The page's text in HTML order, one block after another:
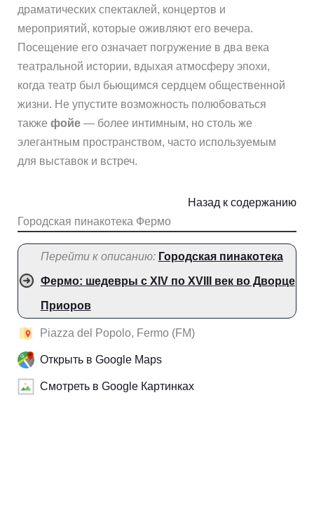
драматических спектаклей, концертов и
мероприятий, которые оживляют его вечера.
Посещение его означает погружение в два века
театральной истории, вдыхая атмосферу эпохи,
когда театр был бьющимся сердцем общественной
жизни. Не упустите возможность полюбоваться
также фойе— более интимным, но столь же
элегантным пространством, часто используемым
для выставок и встреч.
Городская пинакотека Фермо
Назад к содержанию
Перейти к описанию: Городская пинакотека
Фермо: шедевры с XIV по XVIII век во Дворце
Приоров
Piazza del Popolo, Fermo (FM)
Открыть в Google Maps
Смотреть в Google Картинках